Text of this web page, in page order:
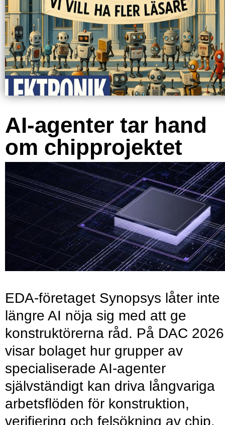
AI-agenter tar hand
om chipprojektet
EDA-företaget Synopsys låter inte
längre AI nöja sig med att ge
konstruktörerna råd. På DAC 2026
visar bolaget hur grupper av
specialiserade AI-agenter
självständigt kan driva långvariga
arbetsflöden för konstruktion,
verifiering och felsökning av chip.